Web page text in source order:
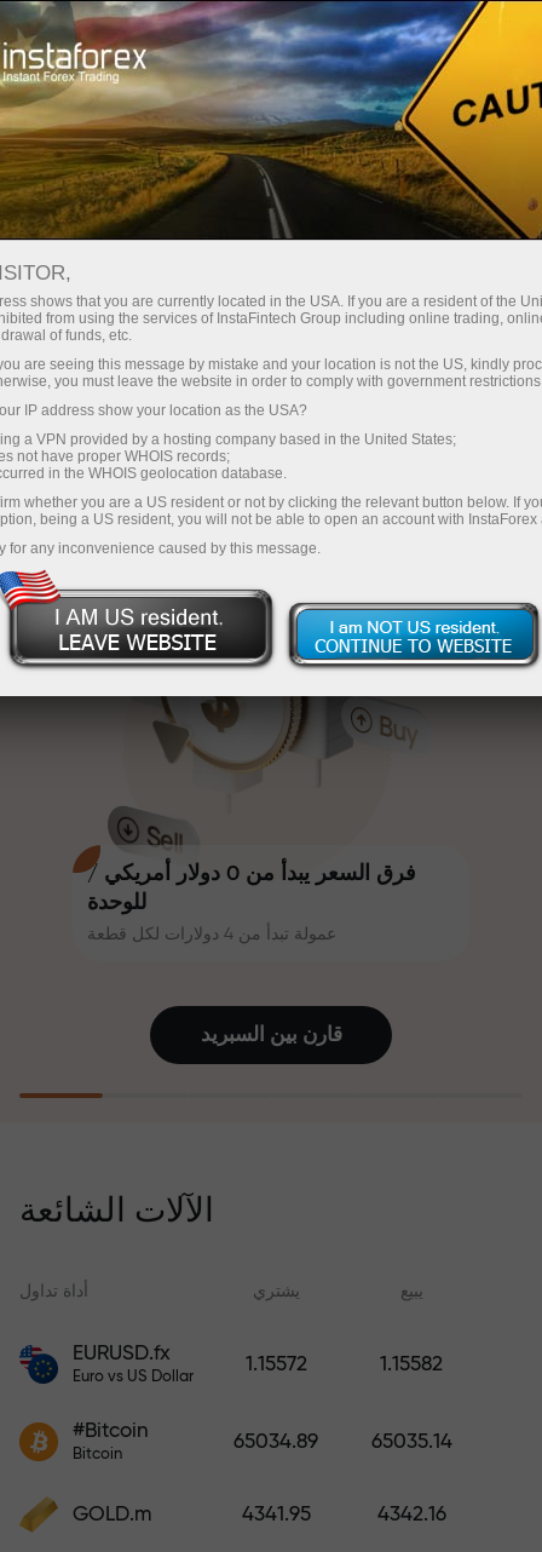
InstaForex
فرق السعر يبدأ من 0 دولار أمريكي /
للوحدة
عمولة تبدأ من 4 دولارات لكل قطعة
مع إنستا فوركس، يمكنك الوصول إلى
إلى 1:5000، وبعض من أفضل فروق
الأسعار والعمولات في السوق، وظروف
مواتية لتداول الأسهم والمؤشرات
فوركس الحصول على مكافأة تصل إلى
30% على إيداعه، والاستفادة من
عروض ترويجية وعروض خاصة أخرى.
تتشارك سرعة المسار وسرعة التداول
نفس القيم. يُضفي أليش لوبرايس
عناصر الحماس والانضباط على عالم
التداول، ويعمل كشريك يُلهم العملاء
لتحقيق أهداف طموحة.
إنستا فوركس على هاتف آيفون أو ماك
بوك أو رحلة أحلامه بمجرد إيداعه مبلغًا
من المال.
خسائرك ويضمن لك مضاعفة أرباحك
ثلاث مرات خلال ستة أشهر. تداول
مطبعياً. كلما زاد مبلغ الإيداع، زادت
صغير الحجم
30% مكافأة
لكل إيداع
سرعة
في التجارة وعلى الطريق السريع
جائزة هديتك الشخصية الكبرى
قم بإيداع المبلغ في حسابك باستخدام $333 — اختر هدية
تصل قيمتها إلى $1,500
تداول بدون مخاطرة -
نحن نضمن أرباحك
مكافأة تصل إلى 1000 ضعف - أكبر
قارن بين السبرید
الآلات الشائعة
أداة تداول يشتري يبيع
EURUSD.fx
Euro vs US Dollar
1.15572 1.15582
#Bitcoin
Bitcoin
65034.89 65035.14
GOLD.m 4341.95 4342.16
shows that you are currently located in the USA. If you are a resident of the
from using the services of InstaFintech Group including online trading,
of funds, etc.
are seeing this message by mistake and your location is not the US, kindly
you must leave the website in order to comply with government
IP address show your location as the USA?
a VPN provided by a hosting company based in the United States;
not have proper WHOIS records;
in the WHOIS geolocation database.
whether you are a US resident or not by clicking the relevant button below. If
being a US resident, you will not be able to open an account with InstaForex
for any inconvenience caused by this message.